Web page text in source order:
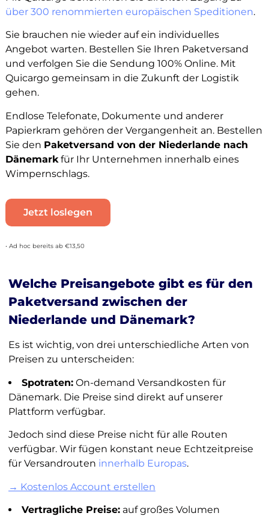
über 300 renommierten europäischen Speditionen.
Sie brauchen nie wieder auf ein individuelles
Angebot warten. Bestellen Sie Ihren Paketversand
und verfolgen Sie die Sendung 100% Online. Mit
Quicargo gemeinsam in die Zukunft der Logistik
gehen.
Endlose Telefonate, Dokumente und anderer
Papierkram gehören der Vergangenheit an. Bestellen
Sie den Paketversand von der Niederlande nach
Dänemarkfür Ihr Unternehmen innerhalb eines
Wimpernschlags.
Jetzt loslegen
• Ad hoc bereits ab €13,50
Welche Preisangebote gibt es für den
Paketversand zwischen der
Niederlande und Dänemark?
Es ist wichtig, von drei unterschiedliche Arten von
Preisen zu unterscheiden:
Spotraten:On-demand Versandkosten für
Dänemark. Die Preise sind direkt auf unserer
Plattform verfügbar.
Jedoch sind diese Preise nicht für alle Routen
verfügbar. Wir fügen konstant neue Echtzeitpreise
für Versandrouten innerhalb Europas.
→ Kostenlos Account erstellen
Vertragliche Preise:auf großes Volumen